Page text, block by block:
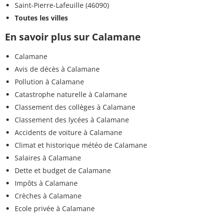
Saint-Pierre-Lafeuille (46090)
Toutes les villes
En savoir plus sur Calamane
Calamane
Avis de décès à Calamane
Pollution à Calamane
Catastrophe naturelle à Calamane
Classement des collèges à Calamane
Classement des lycées à Calamane
Accidents de voiture à Calamane
Climat et historique météo de Calamane
Salaires à Calamane
Dette et budget de Calamane
Impôts à Calamane
Crèches à Calamane
Ecole privée à Calamane